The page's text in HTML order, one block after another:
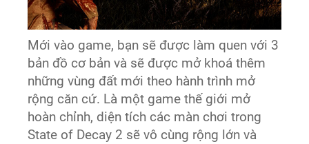
Mới vào game, bạn sẽ được làm quen với 3
bản đồ cơ bản và sẽ được mở khoá thêm
những vùng đất mới theo hành trình mở
rộng căn cứ. Là một game thế giới mở
hoàn chỉnh, diện tích các màn chơi trong
State of Decay 2 sẽ vô cùng rộng lớn và